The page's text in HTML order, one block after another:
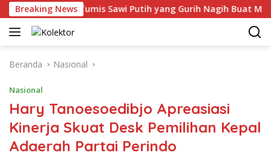
Langsung
ke
konten
Breaking News
3 Resep Tumis Sawi Putih yang Gurih Nagih Buat Makan
Beranda Nasional
Nasional
Hary Tanoesoedibjo Apreasiasi
Kinerja Skuat Desk Pemilihan Kepal
Adaerah Partai Perindo